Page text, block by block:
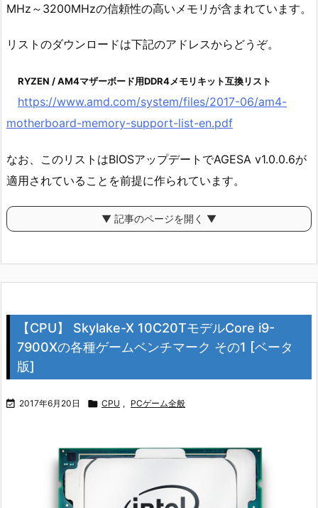
MHz～3200MHzの信頼性の高いメモリが含まれています。
リストのダウンロードは下記のアドレスからどうぞ。
RYZEN / AM4マザーボード用DDR4メモリキット互換リスト
https://www.amd.com/system/files/2017-06/am4-
motherboard-memory-support-list-en.pdf
なお、このリストはBIOSアップデートでAGESA v1.0.0.6が
適用されていることを前提に作られています。
▼ 記事のページを開く ▼
【CPU】 Skylake-X 10C20TモデルCore i9-
7900Xの各種ゲームベンチマーク その1 [ベータ
版]
 2017年6月20日  CPU , PCゲーム全般